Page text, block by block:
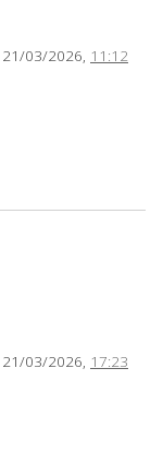
21/03/2026, 11:12
21/03/2026, 17:23